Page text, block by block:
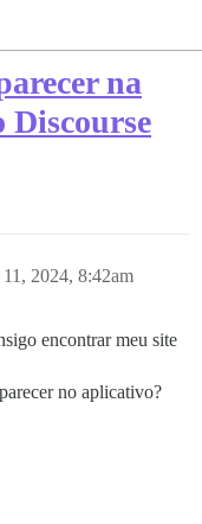
na
Discourse
11, 2024, 8:42am
encontrar meu site
no aplicativo?